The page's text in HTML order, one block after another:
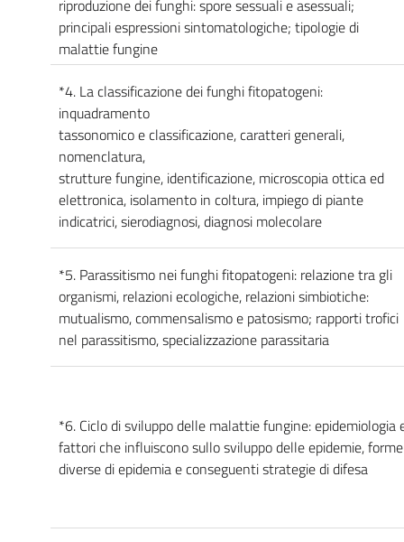
riproduzione dei funghi: spore sessuali e asessuali;
principali espressioni sintomatologiche; tipologie di
malattie fungine
*4. La classificazione dei funghi fitopatogeni:
inquadramento
tassonomico e classificazione, caratteri generali,
nomenclatura,
strutture fungine, identificazione, microscopia ottica ed
elettronica, isolamento in coltura, impiego di piante
indicatrici, sierodiagnosi, diagnosi molecolare
*5. Parassitismo nei funghi fitopatogeni: relazione tra gli
organismi, relazioni ecologiche, relazioni simbiotiche:
mutualismo, commensalismo e patosismo; rapporti trofici
nel parassitismo, specializzazione parassitaria
*6. Ciclo di sviluppo delle malattie fungine: epidemiologia
fattori che influiscono sullo sviluppo delle epidemie, forme
diverse di epidemia e conseguenti strategie di difesa